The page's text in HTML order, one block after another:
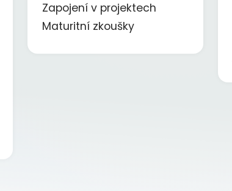
Zapojení v projektech
Maturitní zkoušky